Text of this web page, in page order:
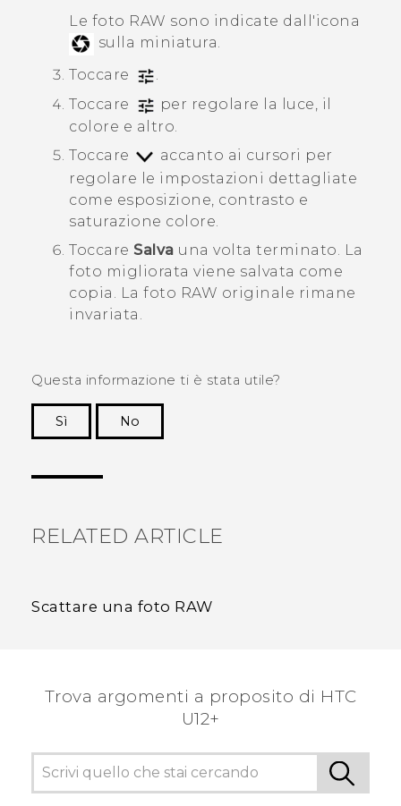
Le foto RAW sono indicate dall'icona
sulla miniatura.
Toccare
Toccare
per regolare la luce, il
colore e altro.
Toccare
accanto ai cursori per
regolare le impostazioni dettagliate
come esposizione, contrasto e
saturazione colore.
Toccare Salva una volta terminato.
La
foto migliorata viene salvata come
copia. La foto RAW originale rimane
invariata.
Questa informazione ti è stata utile?
Sì
No
RELATED ARTICLE
Scattare una foto RAW
Trova argomenti a proposito di HTC
U12+